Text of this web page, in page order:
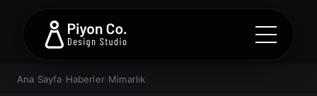
Ana Sayfa Haberler› Mimarlık